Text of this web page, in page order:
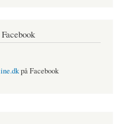
på Facebook